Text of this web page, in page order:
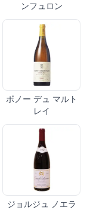
ンフュロン
ボノー デュ マルト
レイ
ジョルジュ ノエラ